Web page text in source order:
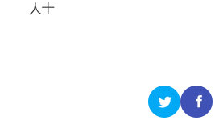
人十